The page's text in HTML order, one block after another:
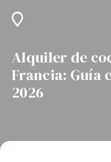
Alquiler de
Francia: Guía
2026